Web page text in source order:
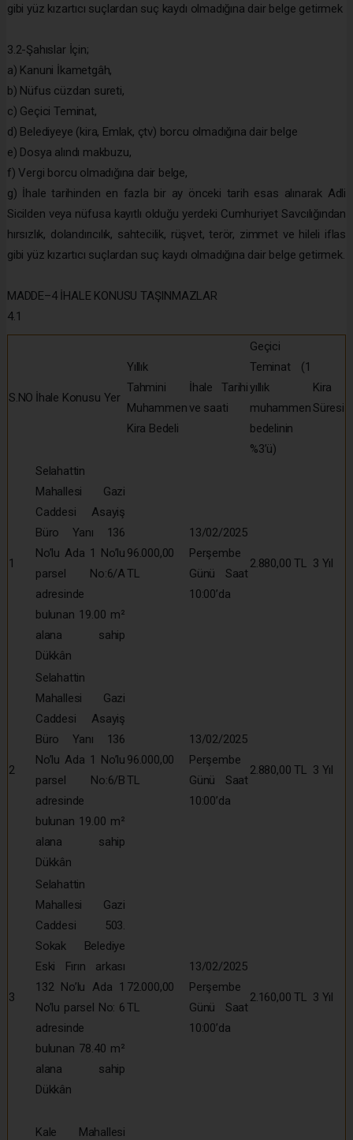
gibi yüz kızartıcı suçlardan suç kaydı olmadığına dair belge getirmek
3.2-Şahıslar İçin;
a) Kanuni İkametgâh,
b) Nüfus cüzdan sureti,
c) Geçici Teminat,
d) Belediyeye (kira, Emlak, çtv) borcu olmadığına dair belge
e) Dosya alındı makbuzu,
f) Vergi borcu olmadığına dair belge,
g) İhale tarihinden en fazla bir ay önceki tarih esas alınarak Adli
Sicilden veya nüfusa kayıtlı olduğu yerdeki Cumhuriyet Savcılığından
hırsızlık, dolandırıcılık, sahtecilik, rüşvet, terör, zimmet ve hileli iflas
gibi yüz kızartıcı suçlardan suç kaydı olmadığına dair belge getirmek.
MADDE–4 İHALE KONUSU TAŞINMAZLAR
4.1
S.NO İhale Konusu Yer
Yıllık
Tahmini
Muhammen
Kira Bedeli
İhale Tarihi
ve saati
Geçici
Teminat (1
yıllık
muhammen
bedelinin
%3’ü)
Kira
Süresi
1
Selahattin
Mahallesi Gazi
Caddesi Asayiş
Büro Yanı 136
No’lu Ada 1 No’lu
parsel No:6/A
adresinde
bulunan 19.00 m²
alana sahip
Dükkân
96.000,00
TL
13/02/2025
Perşembe
Günü Saat
10:00’da
2.880,00 TL 3 Yıl
2
Selahattin
Mahallesi Gazi
Caddesi Asayiş
Büro Yanı 136
No’lu Ada 1 No’lu
parsel No:6/B
adresinde
bulunan 19.00 m²
alana sahip
Dükkân
96.000,00
TL
13/02/2025
Perşembe
Günü Saat
10:00’da
2.880,00 TL 3 Yıl
3
Selahattin
Mahallesi Gazi
Caddesi 503.
Sokak Belediye
Eski Fırın arkası
132 No’lu Ada 1
No’lu parsel No: 6
adresinde
bulunan 78.40 m²
alana sahip
Dükkân
72.000,00
TL
13/02/2025
Perşembe
Günü Saat
10:00’da
2.160,00 TL 3 Yıl
Kale Mahallesi